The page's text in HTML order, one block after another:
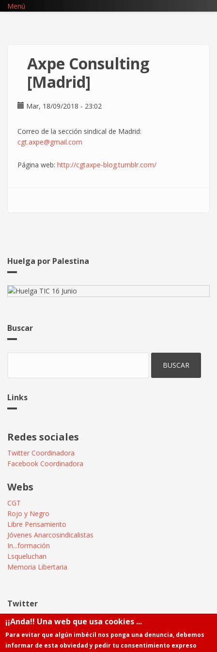
Pasar
Menú
Axpe Consulting
[Madrid]
Mar, 18/09/2018 - 23:02
Correo de la sección sindical de Madrid:
cgt.axpe@gmail.com
Página web: http://cgtaxpe-blog.tumblr.com/
Huelga por Palestina
Buscar
Links
Redes sociales
Twitter Coordinadora
Facebook Coordinadora
Webs
CGT
Rojo y Negro
Libre Pensamiento
Jóvenes Anarcosindicalistas
In...formación
Lsqueluchan
Memoria Libertaria
Twitter
Tweets by @Informatica_CGT
¡¡Anda!! Una web que usa cookies ...
Para evitar que algún imbécil nos ponga una denuncia, debemos
informar de esta obviedad y pedir tu consentimiento expreso